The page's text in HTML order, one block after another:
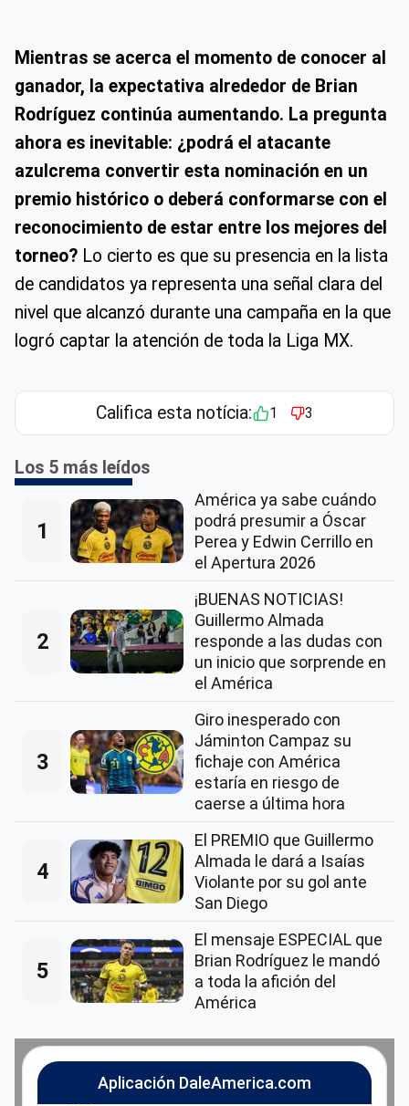
Mientras se acerca el momento de conocer al
ganador, la expectativa alrededor de Brian
Rodríguez continúa aumentando. La pregunta
ahora es inevitable: ¿podrá el atacante
azulcrema convertir esta nominación en un
premio histórico o deberá conformarse con el
reconocimiento de estar entre los mejores del
torneo? Lo cierto es que su presencia en la lista
de candidatos ya representa una señal clara del
nivel que alcanzó durante una campaña en la que
logró captar la atención de toda la Liga MX.
Califica esta notícia: 1 3
Los 5 más leídos
1
América ya sabe cuándo
podrá presumir a Óscar
Perea y Edwin Cerrillo en
el Apertura 2026
2
¡BUENAS NOTICIAS!
Guillermo Almada
responde a las dudas con
un inicio que sorprende en
el América
3
Giro inesperado con
Jáminton Campaz su
fichaje con América
estaría en riesgo de
caerse a última hora
4
El PREMIO que Guillermo
Almada le dará a Isaías
Violante por su gol ante
San Diego
5
El mensaje ESPECIAL que
Brian Rodríguez le mandó
a toda la afición del
América
Aplicación DaleAmerica.com